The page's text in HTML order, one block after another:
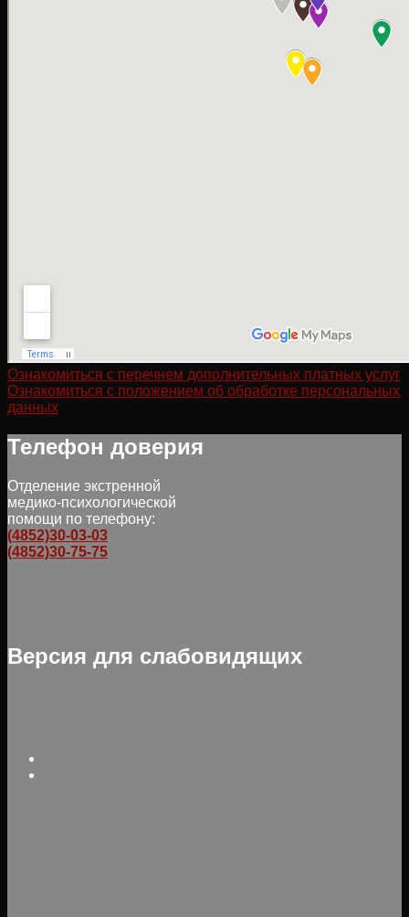
Ознакомиться с перечнем дополнительных платных услуг
Ознакомиться с положением об обработке персональных
данных
Телефон доверия
Отделение экстренной
медико-психологической
помощи по телефону:
(4852)30-03-03
(4852)30-75-75
Версия для слабовидящих